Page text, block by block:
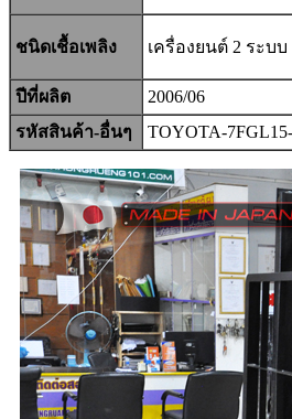
ชนิดเชื้อเพลิง เครื่องยนต์ 2 ระบ
ปีที่ผลิต 2006/06
รหัสสินค้า-อื่นๆ
TOYOTA-